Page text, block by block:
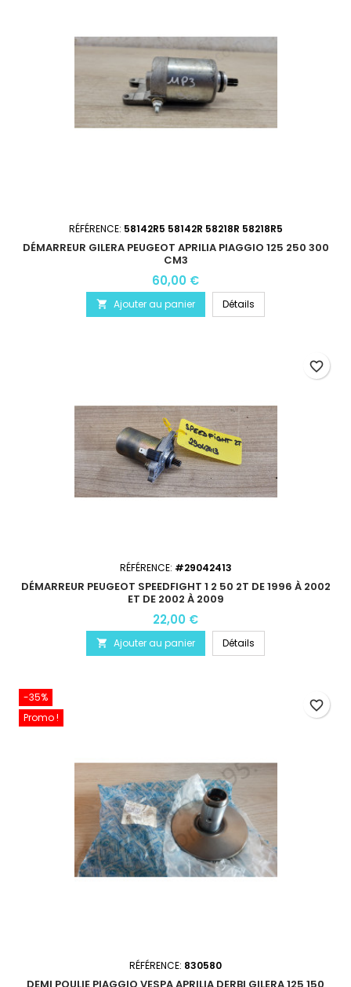
RÉFÉRENCE: 58142R5 58142R 58218R 58218R5
DÉMARREUR GILERA PEUGEOT APRILIA PIAGGIO 125 250 300
CM3
60,00 €
 Ajouter au panier Détails
RÉFÉRENCE: #29042413
DÉMARREUR PEUGEOT SPEEDFIGHT 1 2 50 2T DE 1996 À 2002
ET DE 2002 À 2009
22,00 €
 Ajouter au panier Détails
favorite_border
-35%
Promo !
RÉFÉRENCE: 830580
favorite_border